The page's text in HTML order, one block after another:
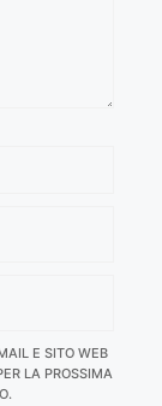
E SITO WEB
LA PROSSIMA